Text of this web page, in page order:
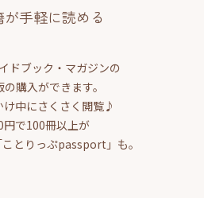
手軽に読める
ドブック・マガジンの
購入ができます。
け中にさくさく閲覧♪
円で100冊以上が
とりっぷpassport」も。